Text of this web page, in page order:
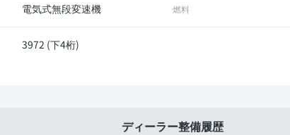
電気式無段変速機 燃料
3972 (下4桁)
ディーラー整備履歴